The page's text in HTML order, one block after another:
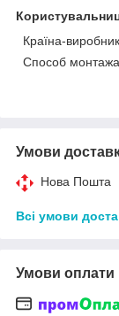
Країна-виробник
Способ монтажа
Умови
Нова Пошта
Всі умови
Умови оплати